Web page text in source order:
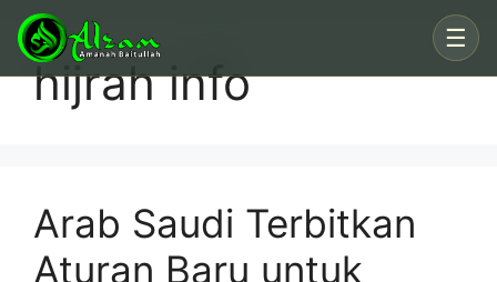
☰
Skip
contenthijrah info
Arab Saudi Terbitkan
Aturan Baru untuk